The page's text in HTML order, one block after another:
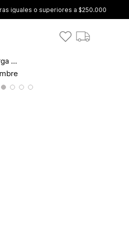
iguales o superiores a $250.000
Polo manga larga para hombre